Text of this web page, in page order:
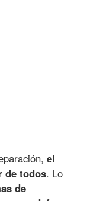
el
de todos. Lo
de